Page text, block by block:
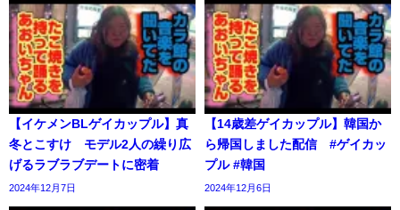
【イケメンBLゲイカップル】真
冬とこすけ モデル2人の繰り広
げるラブラブデートに密着
2024年12月7日
【14歳差ゲイカップル】韓国か
ら帰国しました配信 #ゲイカッ
プル #韓国
2024年12月6日